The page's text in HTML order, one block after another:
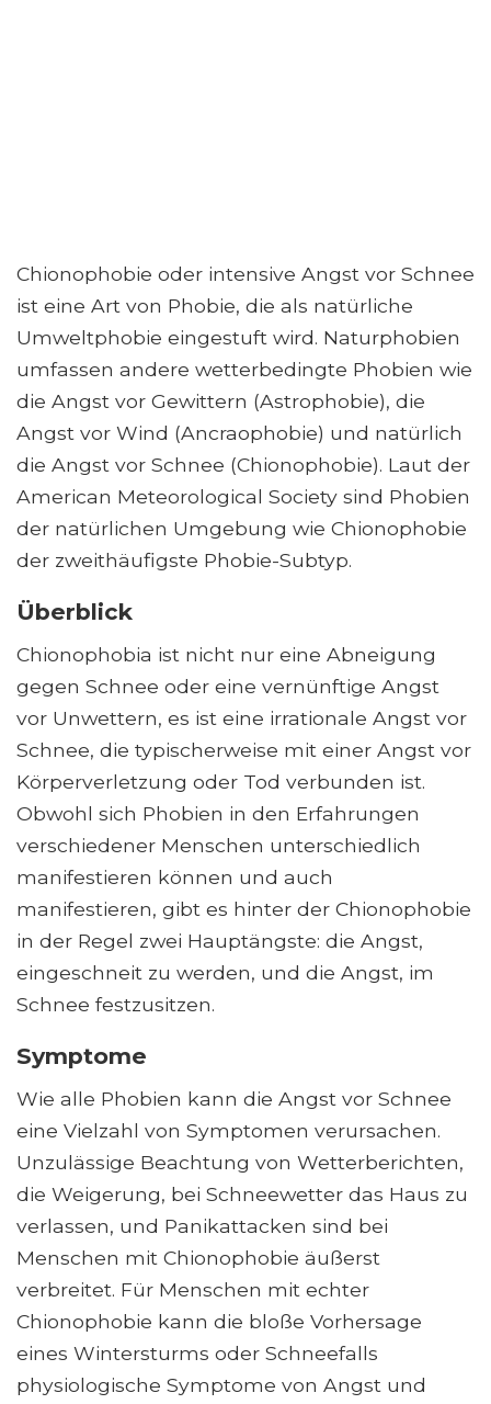
Chionophobie oder intensive Angst vor Schnee
ist eine Art von Phobie, die als natürliche
Umweltphobie eingestuft wird. Naturphobien
umfassen andere wetterbedingte Phobien wie
die Angst vor Gewittern (Astrophobie), die
Angst vor Wind (Ancraophobie) und natürlich
die Angst vor Schnee (Chionophobie). Laut der
American Meteorological Society sind Phobien
der natürlichen Umgebung wie Chionophobie
der zweithäufigste Phobie-Subtyp.
Überblick
Chionophobia ist nicht nur eine Abneigung
gegen Schnee oder eine vernünftige Angst
vor Unwettern, es ist eine irrationale Angst vor
Schnee, die typischerweise mit einer Angst vor
Körperverletzung oder Tod verbunden ist.
Obwohl sich Phobien in den Erfahrungen
verschiedener Menschen unterschiedlich
manifestieren können und auch
manifestieren, gibt es hinter der Chionophobie
in der Regel zwei Hauptängste: die Angst,
eingeschneit zu werden, und die Angst, im
Schnee festzusitzen.
Symptome
Wie alle Phobien kann die Angst vor Schnee
eine Vielzahl von Symptomen verursachen.
Unzulässige Beachtung von Wetterberichten,
die Weigerung, bei Schneewetter das Haus zu
verlassen, und Panikattacken sind bei
Menschen mit Chionophobie äußerst
verbreitet. Für Menschen mit echter
Chionophobie kann die bloße Vorhersage
eines Wintersturms oder Schneefalls
physiologische Symptome von Angst und